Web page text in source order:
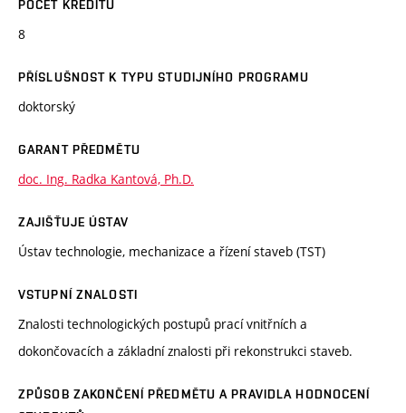
POČET KREDITŮ
8
PŘÍSLUŠNOST K TYPU STUDIJNÍHO PROGRAMU
doktorský
GARANT PŘEDMĚTU
doc. Ing. Radka Kantová, Ph.D.
ZAJIŠŤUJE ÚSTAV
Ústav technologie, mechanizace a řízení staveb (TST)
VSTUPNÍ ZNALOSTI
Znalosti technologických postupů prací vnitřních a
dokončovacích a základní znalosti při rekonstrukci staveb.
ZPŮSOB ZAKONČENÍ PŘEDMĚTU A PRAVIDLA HODNOCENÍ